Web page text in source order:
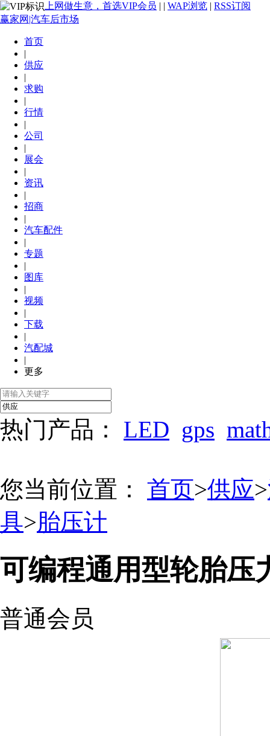
上网做生意，首选VIP会员 | | WAP浏览 | RSS订阅
赢家网|汽车后市场
首页
|
供应
|
求购
|
行情
|
公司
|
展会
|
资讯
|
招商
|
汽车配件
|
专题
|
图库
|
视频
|
下载
|
汽配城
|
更多
热门产品： LED gps
您当前位置： 首页>供应>
具>胎压计
可编程通用型轮胎压
普通会员